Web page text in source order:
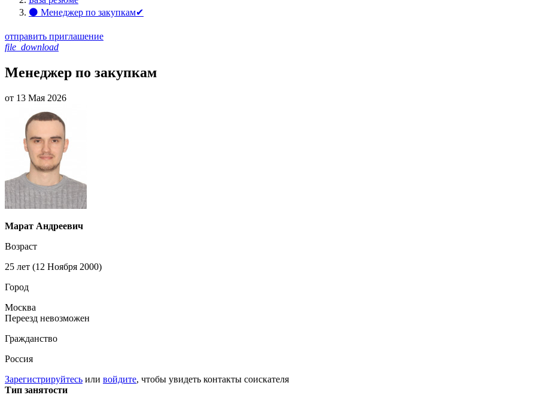
⚫ Менеджер по закупкам✔
отправить приглашение
file_download
Менеджер по закупкам
от 13 Мая 2026
Марат Андреевич
Возраст
25 лет (12 Ноября 2000)
Город
Москва
Переезд невозможен
Гражданство
Россия
Зарегистрируйтесь или войдите, чтобы увидеть контакты соискателя
Тип занятости